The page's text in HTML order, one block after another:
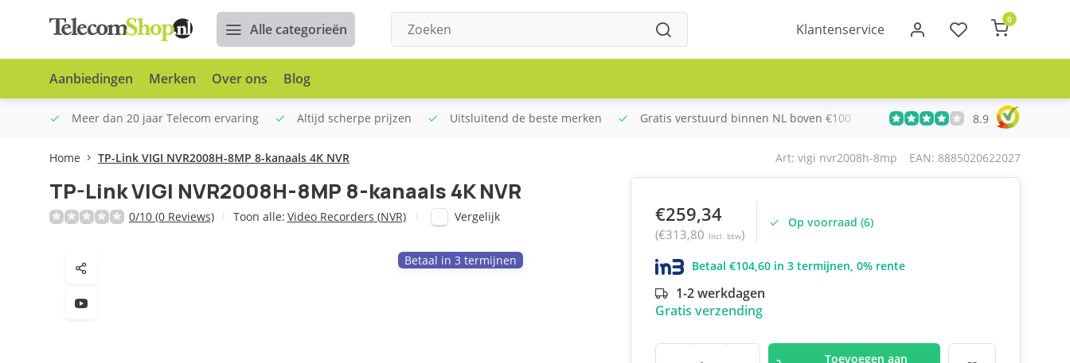
Alle categorieën Klantenservice
0
Aanbiedingen Merken Over ons Blog
Meer dan 20 jaar Telecom ervaring Altijd scherpe prijzen Uitsluitend de beste merken Gratis verstuurd binnen NL boven €100 Meer dan 20 jaar Telecom
8.9
Home TP-Link VIGI NVR2008H-8MP 8-kanaals 4K NVR Art: vigi nvr2008h-8mp EAN: 8885020622027
TP-Link VIGI NVR2008H-8MP 8-kanaals 4K NVR
0/10 (0 Reviews) Toon alle: Video Recorders (NVR) Vergelijk
Betaal in 3 termijnen
€259,34
(€313,80 Incl. btw)
Op voorraad (6)
Betaal €104,60 in 3 termijnen, 0% rente
1-2 werkdagen
Gratis verzending
Toevoegen aan